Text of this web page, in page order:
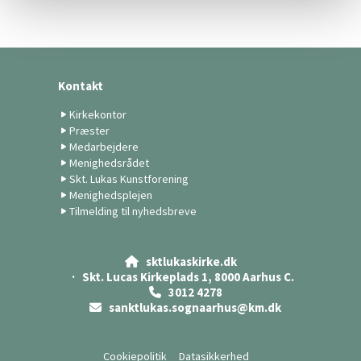
Kontakt
Kirkekontor
Præster
Medarbejdere
Menighedsrådet
Skt. Lukas Kunstforening
Menighedsplejen
Tilmelding til nyhedsbreve
sktlukaskirke.dk
· Skt. Lucas Kirkeplads 1, 8000 Aarhus C.
3012 4278
 sanktlukas.sognaarhus@km.dk
Cookiepolitik Datasikkerhed